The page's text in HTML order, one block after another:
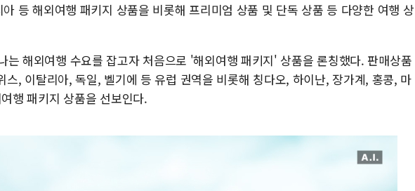
등 해외여행 패키지 상품을 비롯해 프리미엄 상품 및 단독 상품 등 다양한 여행 상
는 해외여행 수요를 잡고자 처음으로 '해외여행 패키지' 상품을 론칭했다. 판매상품
스, 이탈리아, 독일, 벨기에 등 유럽 권역을 비롯해 칭다오, 하이난, 장가계, 홍콩, 마
행 패키지 상품을 선보인다.